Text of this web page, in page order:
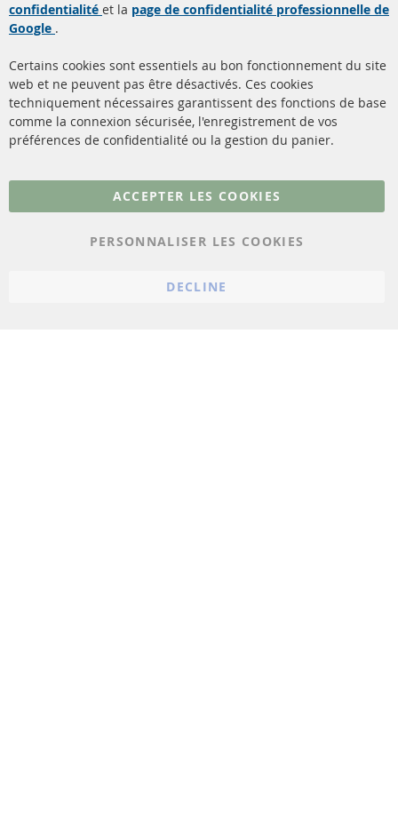
Filtres à particules diesel
(FPD)
Catalyseur (CAT)
Capteurs
Matériel de montage
à propos de nous
livraison
Contact
Résilier le contrat
Plus de liens
Conditions générales
confidentialité et la page de confidentialité professionnelle de
Google .
Certains cookies sont essentiels au bon fonctionnement du site
web et ne peuvent pas être désactivés. Ces cookies
techniquement nécessaires garantissent des fonctions de base
comme la connexion sécurisée, l'enregistrement de vos
préférences de confidentialité ou la gestion du panier.
ACCEPTER LES COOKIES
PERSONNALISER LES COOKIES
DECLINE